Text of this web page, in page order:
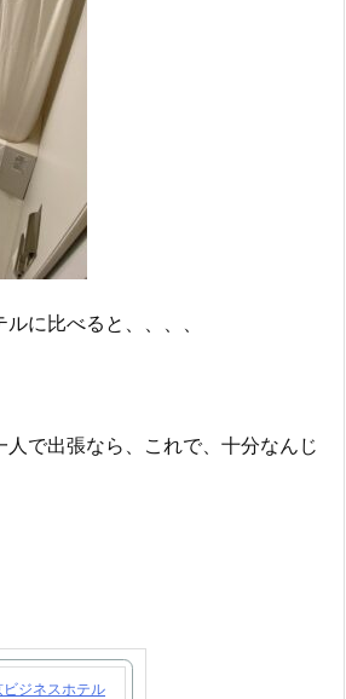
に比べると、、、、
で出張なら、これで、十分なんじ
ビジネスホテル